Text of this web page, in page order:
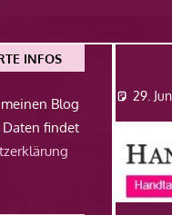
29.
INFOS
Blog
Daten findet